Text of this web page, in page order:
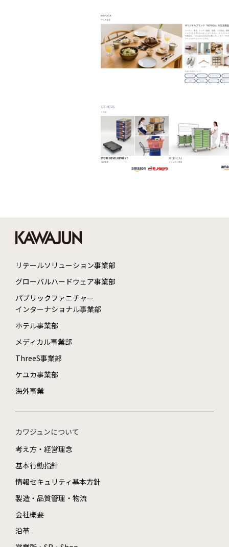
リテールソリューション事業部
グローバルハードウェア事業部
パブリックファニチャー
インターナショナル事業部
ホテル事業部
メディカル事業部
ThreeS事業部
ケユカ事業部
海外事業
カワジュンについて
考え方・経営理念
基本行動指針
情報セキュリティ基本方針
製造・品質管理・物流
会社概要
沿革